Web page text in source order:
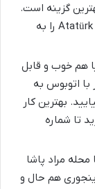
گزینه است.
فقط کافی است آدرس Atatürk Evi Müzesi, Alanya را به
هم خوب و قابل
با اتوبوس به
بهترین کار
تا شماره
محله مراد پاشا
هم حال و